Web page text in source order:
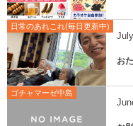
日常のあれこれ(毎日更新中)
July
お
ゴチャマーゼ中島